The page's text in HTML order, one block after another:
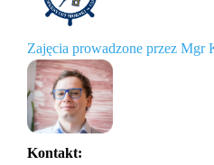
Zajęcia prowadzone przez Mgr
Kontakt: